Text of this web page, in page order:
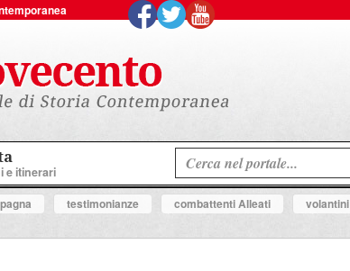
e itinerari
testimonianze combattenti Alleati
volantini